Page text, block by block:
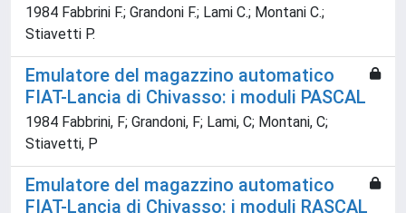
1984 Fabbrini F.; Grandoni F.; Lami C.; Montani C.;
Stiavetti P.
Emulatore del magazzino automatico
FIAT-Lancia di Chivasso: i moduli PASCAL
1984 Fabbrini, F; Grandoni, F; Lami, C; Montani, C;
Stiavetti, P
Emulatore del magazzino automatico
FIAT-Lancia di Chivasso: i moduli RASCAL